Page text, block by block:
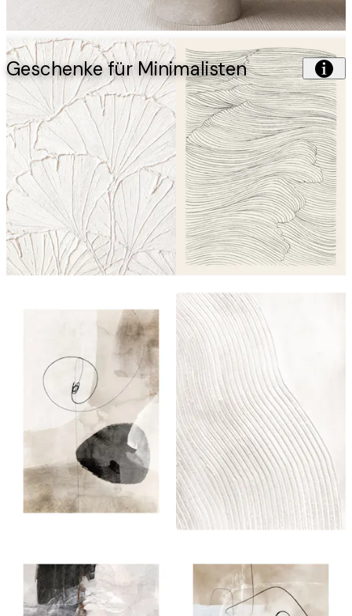
Geschenke für Minimalisten